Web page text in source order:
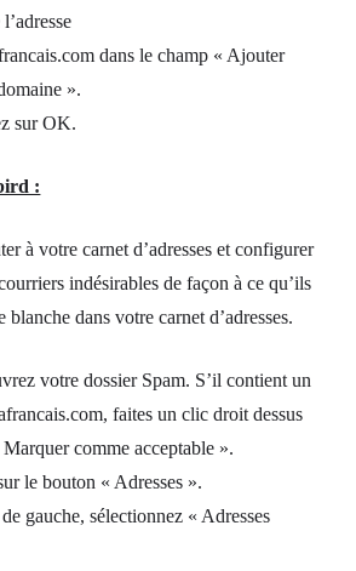
dans le champ « Ajouter
».
sur OK.
:
à votre carnet d’adresses et configurer
indésirables de façon à ce qu’ils
blanche dans votre carnet d’adresses.
votre dossier Spam. S’il contient un
faites un clic droit dessus
comme acceptable ».
le bouton « Adresses ».
gauche, sélectionnez « Adresses